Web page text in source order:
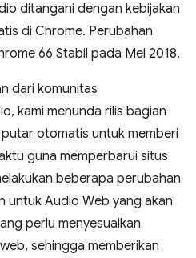
ditangani dengan kebijakan
di Chrome. Perubahan
66 Stabil pada Mei 2018.
dari komunitas
kami menunda rilis bagian
otomatis untuk memberi
guna memperbarui situs
beberapa perubahan
untuk Audio Web yang akan
perlu menyesuaikan
sehingga memberikan